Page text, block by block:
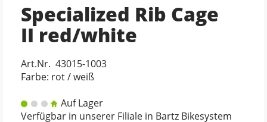
Specialized Rib Cage
II red/white
Art.Nr. 43015-1003
Farbe: rot / weiß
Auf Lager
Verfügbar in unserer Filiale in Bartz Bikesystem